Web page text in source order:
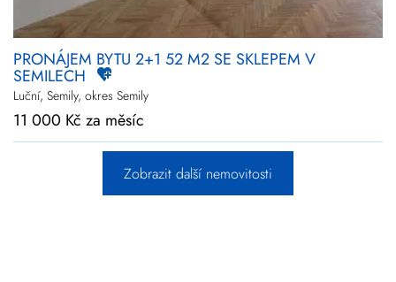
PRONÁJEM BYTU 2+1 52 M2 SE SKLEPEM V
SEMILECH
Luční, Semily, okres Semily
11 000 Kč za měsíc
Zobrazit další nemovitosti